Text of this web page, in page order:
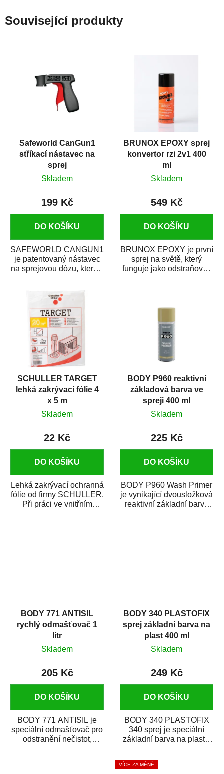
Související produkty
Safeworld CanGun1
stříkací nástavec na
sprej
Skladem
199 Kč
DO KOŠÍKU
SAFEWORLD CANGUN1
je patentovaný nástavec
na sprejovou dózu, který ji
BRUNOX EPOXY sprej
konvertor rzi 2v1 400
ml
Skladem
549 Kč
DO KOŠÍKU
BRUNOX EPOXY je první
sprej na světě, který
funguje jako odstraňovač
SCHULLER TARGET
lehká zakrývací fólie 4
x 5 m
Skladem
22 Kč
DO KOŠÍKU
Lehká zakrývací ochranná
fólie od firmy SCHULLER.
Při práci ve vnitřním
BODY P960 reaktivní
základová barva ve
spreji 400 ml
Skladem
225 Kč
DO KOŠÍKU
BODY P960 Wash Primer
je vynikající dvousložková
reaktivní základní barva
BODY 771 ANTISIL
rychlý odmašťovač 1
litr
Skladem
205 Kč
DO KOŠÍKU
BODY 771 ANTISIL je
speciální odmašťovač pro
odstranění nečistot,
BODY 340 PLASTOFIX
sprej základní barva na
plast 400 ml
Skladem
249 Kč
DO KOŠÍKU
BODY 340 PLASTOFIX
340 sprej je speciální
základní barva na plasty,
vrchních...
VÍCE ZA MÉNĚ